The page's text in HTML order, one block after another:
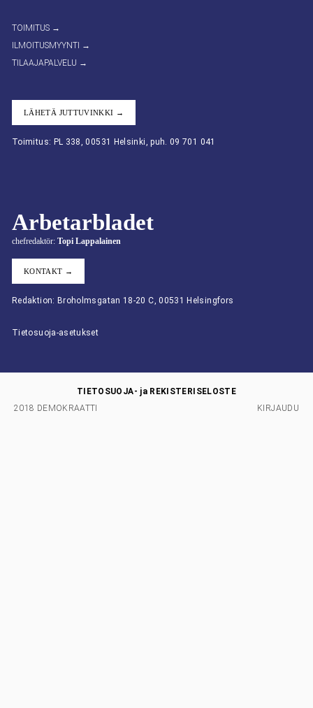
TOIMITUS →
ILMOITUSMYYNTI →
TILAAJAPALVELU →
LÄHETÄ JUTTUVINKKI →
Toimitus: PL 338, 00531 Helsinki, puh. 09 701 041
Arbetarbladet
chefredaktör: Topi Lappalainen
KONTAKT →
Redaktion: Broholmsgatan 18-20 C, 00531 Helsingfors
Tietosuoja-asetukset
2018 DEMOKRAATTI
TIETOSUOJA- ja REKISTERISELOSTE
KIRJAUDU